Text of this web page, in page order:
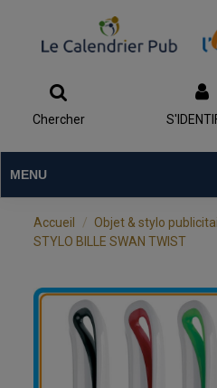
Chercher
MENU
Accueil Objet & stylo
STYLO BILLE SWAN TWIST